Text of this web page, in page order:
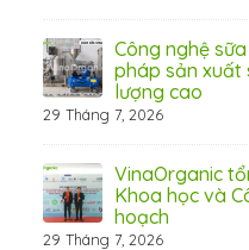
Công nghệ
pháp sản xuất
lượng cao
29 Tháng 7, 2026
VinaOrganic
Khoa học và
hoạch
29 Tháng 7, 2026